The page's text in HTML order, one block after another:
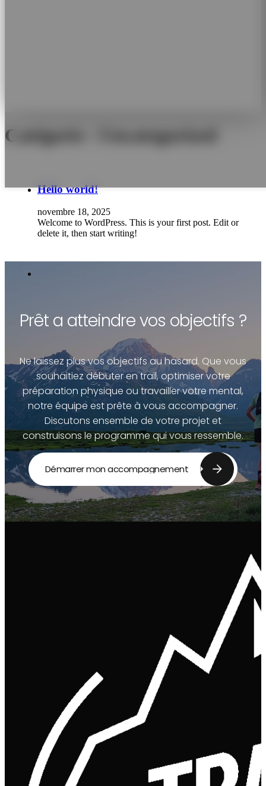
Catégorie :
Hello world!
novembre 18, 2025
Welcome to WordPress. This is your first post. Edit or
delete it, then start writing!
Prêt a atteindre vos objectifs ?
Ne laissez plus vos objectifs au hasard. Que vous
souhaitiez débuter en trail, optimiser votre
préparation physique ou travailler votre mental,
notre équipe est prête à vous accompagner.
Discutons ensemble de votre projet et
construisons le programme qui vous ressemble.
Démarrer mon accompagnement